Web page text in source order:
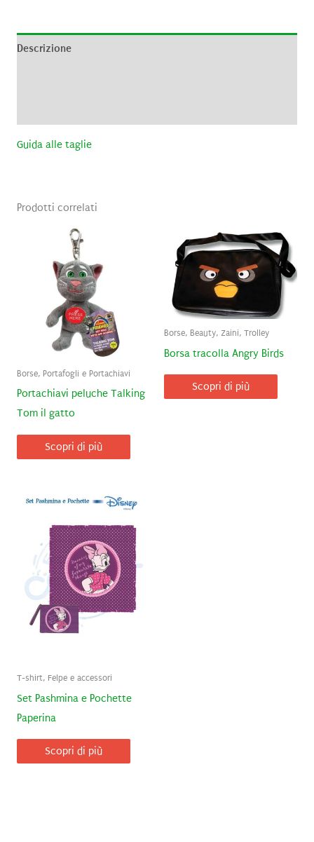
Descrizione
Guida alle taglie
Prodotti correlati
Borse, Portafogli e Portachiavi
Portachiavi peluche Talking
Tom il gatto
Scopri di più
Borse, Beauty, Zaini, Trolley
Borsa tracolla Angry Birds
Scopri di più
T-shirt, Felpe e accessori
Set Pashmina e Pochette
Paperina
Scopri di più